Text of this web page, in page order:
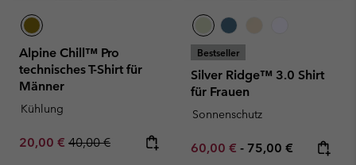
Alpine Chill™ Pro
technisches T-Shirt für
Männer
Kühlung
Sale price:
20,00 € Regular price:
40,00 €
Bestseller
Silver Ridge™ 3.0 Shirt
für Frauen
Sonnenschutz
Minimum sale price:
60,00 € - Maximum price:
75,00 €